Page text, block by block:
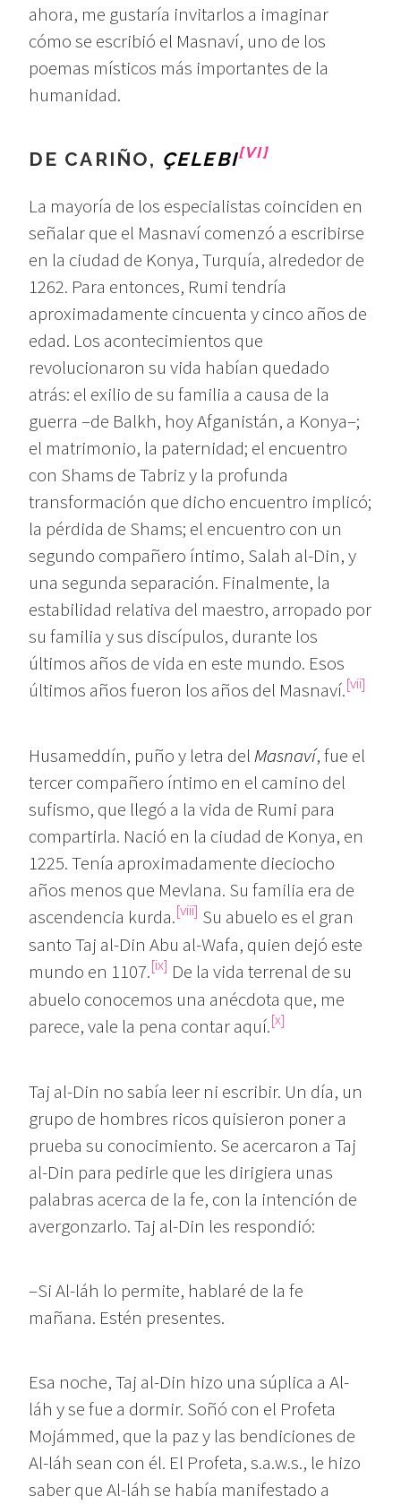
ahora, me gustaría invitarlos a imaginar
cómo se escribió el Masnaví, uno de los
poemas místicos más importantes de la
humanidad.
DE CARIÑO, ÇELEBI[VI]
La mayoría de los especialistas coinciden en
señalar que el Masnaví comenzó a escribirse
en la ciudad de Konya, Turquía, alrededor de
1262. Para entonces, Rumi tendría
aproximadamente cincuenta y cinco años de
edad. Los acontecimientos que
revolucionaron su vida habían quedado
atrás: el exilio de su familia a causa de la
guerra –de Balkh, hoy Afganistán, a Konya–;
el matrimonio, la paternidad; el encuentro
con Shams de Tabriz y la profunda
transformación que dicho encuentro implicó;
la pérdida de Shams; el encuentro con un
segundo compañero íntimo, Salah al-Din, y
una segunda separación. Finalmente, la
estabilidad relativa del maestro, arropado por
su familia y sus discípulos, durante los
últimos años de vida en este mundo. Esos
últimos años fueron los años del Masnaví.[vii]
Husameddín, puño y letra del Masnaví, fue el
tercer compañero íntimo en el camino del
sufismo, que llegó a la vida de Rumi para
compartirla. Nació en la ciudad de Konya, en
1225. Tenía aproximadamente dieciocho
años menos que Mevlana. Su familia era de
ascendencia kurda.[viii] Su abuelo es el gran
santo Taj al-Din Abu al-Wafa, quien dejó este
mundo en 1107.[ix] De la vida terrenal de su
abuelo conocemos una anécdota que, me
parece, vale la pena contar aquí.[x]
Taj al-Din no sabía leer ni escribir. Un día, un
grupo de hombres ricos quisieron poner a
prueba su conocimiento. Se acercaron a Taj
al-Din para pedirle que les dirigiera unas
palabras acerca de la fe, con la intención de
avergonzarlo. Taj al-Din les respondió:
–Si Al-láh lo permite, hablaré de la fe
mañana. Estén presentes.
Esa noche, Taj al-Din hizo una súplica a Al-
láh y se fue a dormir. Soñó con el Profeta
Mojámmed, que la paz y las bendiciones de
Al-láh sean con él. El Profeta, s.a.w.s., le hizo
saber que Al-láh se había manifestado a